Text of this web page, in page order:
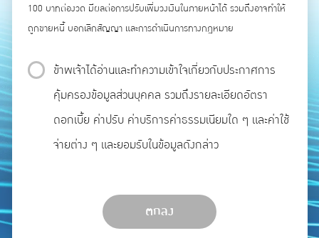
100 บาทต่องวด มีผลต่อการปรับเพิ่มวงเงินในภายหน้าได้ รวมถึงอาจทำให้
ถูกขายหนี้ บอกเลิกสัญญา และการดำเนินการทางกฎหมาย
ข้าพเจ้าได้อ่านและทำความเข้าใจเกี่ยวกับประกาศการ
คุ้มครองข้อมูลส่วนบุคคล รวมถึงรายละเอียดอัตรา
ดอกเบี้ย ค่าปรับ ค่าบริการค่าธรรมเนียมใด ๆ และค่าใช้
จ่ายต่าง ๆ และยอมรับในข้อมูลดังกล่าว
ตกลง